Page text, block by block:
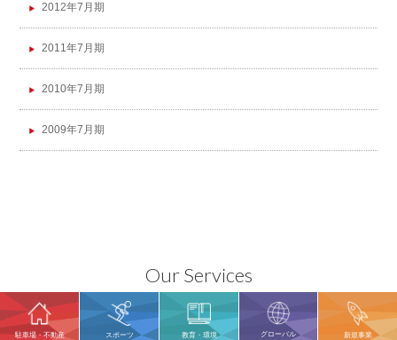
2012年7月期
2011年7月期
2010年7月期
2009年7月期
Our Services
駐車場・不動産 スポーツ 教育・環境 グローバル 新規事業